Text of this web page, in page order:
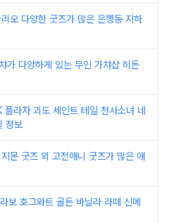
오 다양한 굿즈가 많은 은행동 지하
가 다양하게 있는 무인 가챠샵 히든
라자 괴도 세인트 테일 천사소녀 네
정보
몬 굿즈 외 고전애니 굿즈가 많은 애
보 호그와트 골든 바닐라 라떼 신메